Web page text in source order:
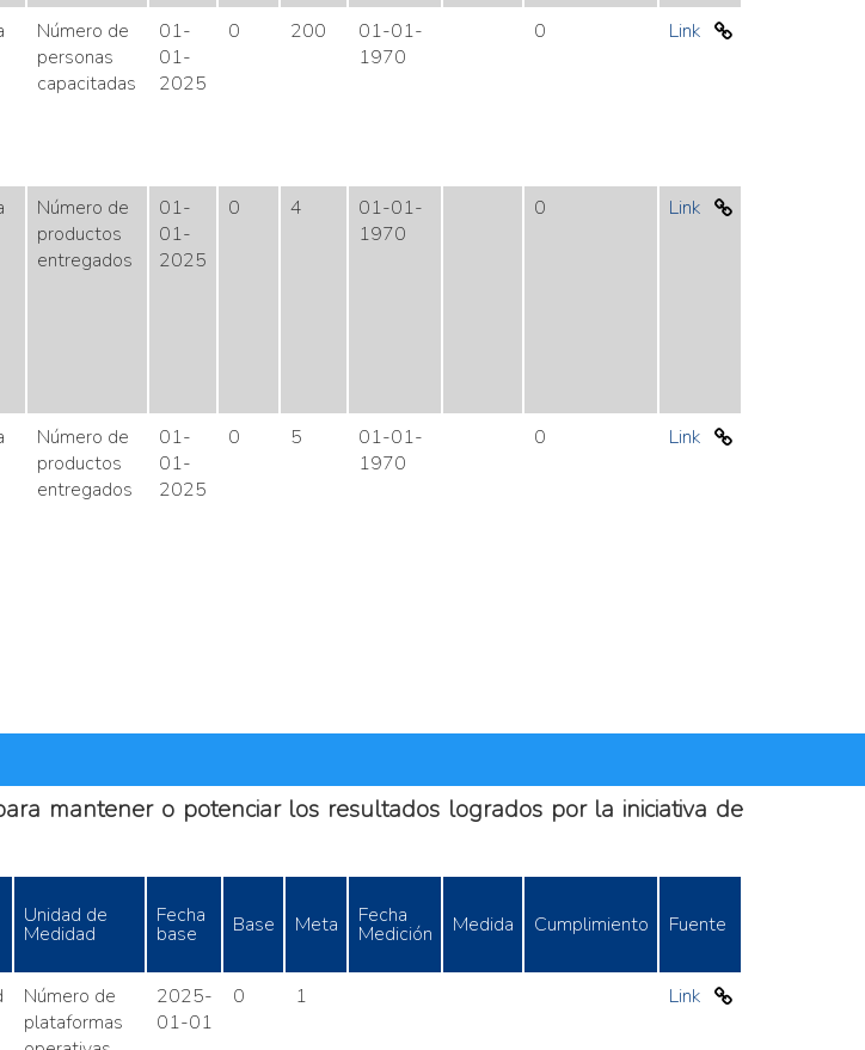
Número de
personas
capacitadas
01-
01-
2025
0 200
01-01-
1970
0 Link
Número de
productos
entregados
01-
01-
2025
0 4
01-01-
1970
0 Link
Número de
productos
entregados
01-
01-
2025
0 5
01-01-
1970
0 Link
mantener o potenciar los resultados logrados por la iniciativa de
Unidad de
Medidad
Fecha
base Base Meta Fecha
Medición Medida Cumplimiento Fuente
Número de
plataformas
2025-
01-01
0 1 Link